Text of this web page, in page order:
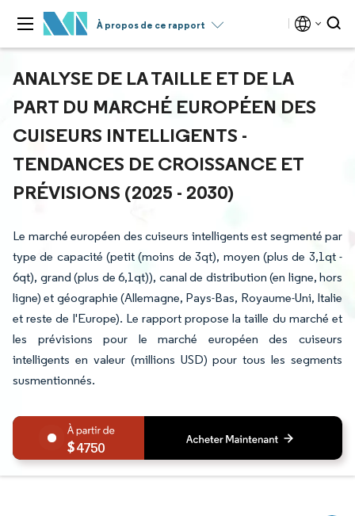
À propos de ce rapport
ANALYSE DE LA TAILLE ET DE LA
PART DU MARCHÉ EUROPÉEN DES
CUISEURS INTELLIGENTS -
TENDANCES DE CROISSANCE ET
PRÉVISIONS (2025 - 2030)
Le marché européen des cuiseurs intelligents est segmenté par
type de capacité (petit (moins de 3qt), moyen (plus de 3,1qt -
6qt), grand (plus de 6,1qt)), canal de distribution (en ligne, hors
ligne) et géographie (Allemagne, Pays-Bas, Royaume-Uni, Italie
et reste de l'Europe). Le rapport propose la taille du marché et
les prévisions pour le marché européen des cuiseurs
intelligents en valeur (millions USD) pour tous les segments
susmentionnés.
4750